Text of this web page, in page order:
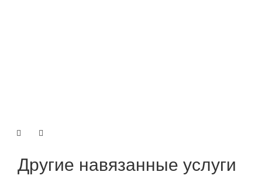
Другие навязанные услуги